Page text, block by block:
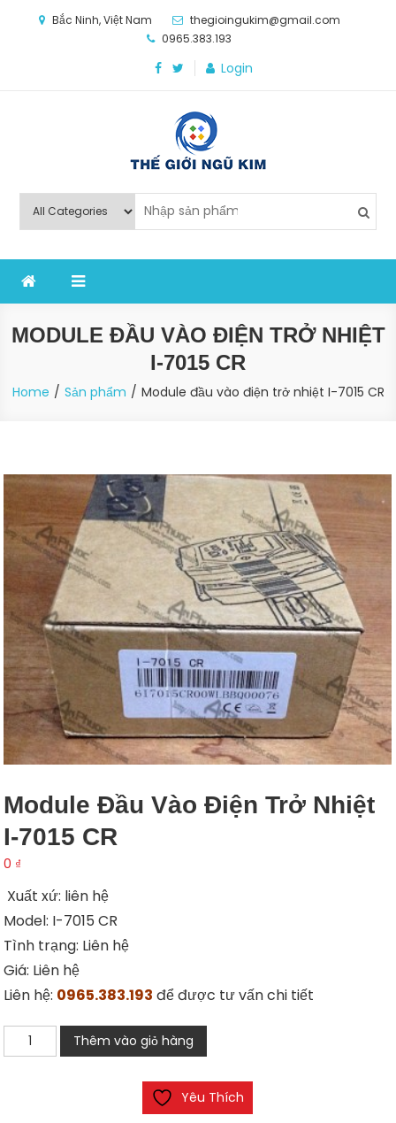
Bắc Ninh, Việt Nam
thegioingukim@gmail.com
0965.383.193
Login
Thế Giới Ngũ Kim
nghiệp sản xuất
MODULE ĐẦU VÀO ĐIỆN TRỞ NHIỆT
I-7015 CR
Home Sản phẩm Module đầu vào điện trở nhiệt I-7015 CR
Module Đầu Vào Điện Trở Nhiệt
I-7015 CR
0 ₫
Xuất xứ: liên hệ
Model: I-7015 CR
Tình trạng: Liên hệ
Giá: Liên hệ
Liên hệ: 0965.383.193 để được tư vấn chi tiết
Module
đầu
Thêm vào giỏ hàng
Yêu Thích